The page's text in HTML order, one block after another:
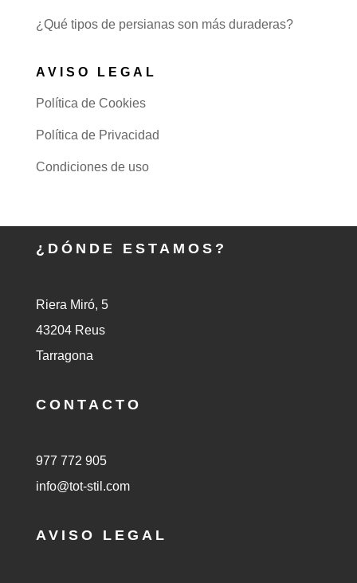
¿Qué tipos de persianas son más duraderas?
AVISO LEGAL
Política de Cookies
Política de Privacidad
Condiciones de uso
¿DÓNDE ESTAMOS?
Riera Miró, 5
43204 Reus
Tarragona
CONTACTO
977 772 905
info@tot-stil.com
AVISO LEGAL